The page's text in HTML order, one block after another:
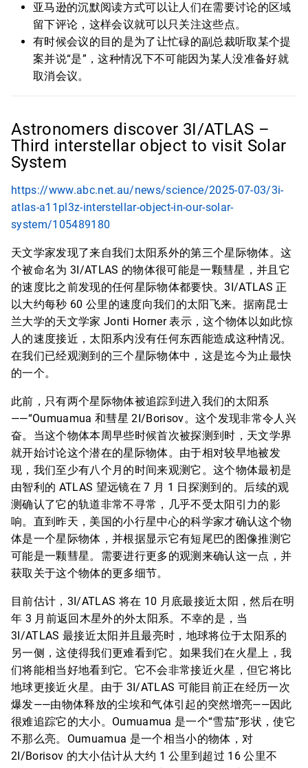
亚马逊的沉默阅读方式可以让人们在需要讨论的区域
留下评论，这样会议就可以只关注这些点。
有时候会议的目的是为了让忙碌的副总裁听取某个提
案并说“是”，这种情况下不可能因为某人没准备好就
取消会议。
Astronomers discover 3I/ATLAS –
Third interstellar object to visit Solar
System
https://www.abc.net.au/news/science/2025-07-03/3i-
atlas-a11pl3z-interstellar-object-in-our-solar-
system/105489180
天文学家发现了来自我们太阳系外的第三个星际物体。这
个被命名为 3I/ATLAS 的物体很可能是一颗彗星，并且它
的速度比之前发现的任何星际物体都要快。3I/ATLAS 正
以大约每秒 60 公里的速度向我们的太阳飞来。据南昆士
兰大学的天文学家 Jonti Horner 表示，这个物体以如此惊
人的速度接近，太阳系内没有任何东西能造成这种情况。
在我们已经观测到的三个星际物体中，这是迄今为止最快
的一个。
此前，只有两个星际物体被追踪到进入我们的太阳系
——“Oumuamua 和彗星 2I/Borisov。这个发现非常令人兴
奋。当这个物体本周早些时候首次被探测到时，天文学界
就开始讨论这个潜在的星际物体。由于相对较早地被发
现，我们至少有八个月的时间来观测它。这个物体最初是
由智利的 ATLAS 望远镜在 7 月 1 日探测到的。后续的观
测确认了它的轨道非常不寻常，几乎不受太阳引力的影
响。直到昨天，美国的小行星中心的科学家才确认这个物
体是一个星际物体，并根据显示它有短尾巴的图像推测它
可能是一颗彗星。需要进行更多的观测来确认这一点，并
获取关于这个物体的更多细节。
目前估计，3I/ATLAS 将在 10 月底最接近太阳，然后在明
年 3 月前返回木星外的外太阳系。不幸的是，当
3I/ATLAS 最接近太阳并且最亮时，地球将位于太阳系的
另一侧，这使得我们更难看到它。如果我们在火星上，我
们将能相当好地看到它。它不会非常接近火星，但它将比
地球更接近火星。由于 3I/ATLAS 可能目前正在经历一次
爆发——由物体释放的尘埃和气体引起的突然增亮——因此
很难追踪它的大小。Oumuamua 是一个“雪茄”形状，使它
不那么亮。Oumuamua 是一个相当小的物体，对
2I/Borisov 的大小估计从大约 1 公里到超过 16 公里不